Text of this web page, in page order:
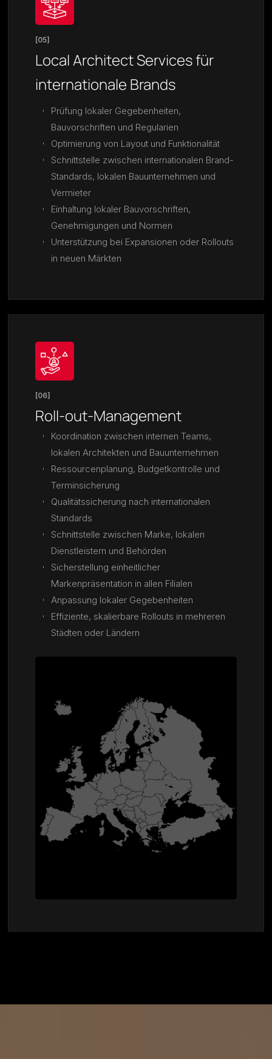
[05]
Local Architect Services für
internationale Brands
Prüfung lokaler Gegebenheiten,
Bauvorschriften und Regularien
Optimierung von Layout und Funktionalität
Schnittstelle zwischen internationalen Brand-
Standards, lokalen Bauunternehmen und
Vermieter
Einhaltung lokaler Bauvorschriften,
Genehmigungen und Normen
Unterstützung bei Expansionen oder Rollouts
in neuen Märkten
[06]
Roll-out-Management
Koordination zwischen internen Teams,
lokalen Architekten und Bauunternehmen
Ressourcenplanung, Budgetkontrolle und
Terminsicherung
Qualitätssicherung nach internationalen
Standards
Schnittstelle zwischen Marke, lokalen
Dienstleistern und Behörden
Sicherstellung einheitlicher
Markenpräsentation in allen Filialen
Anpassung lokaler Gegebenheiten
Effiziente, skalierbare Rollouts in mehreren
Städten oder Ländern